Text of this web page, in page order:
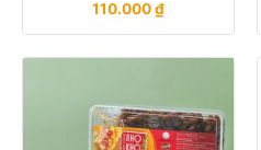
110.000₫